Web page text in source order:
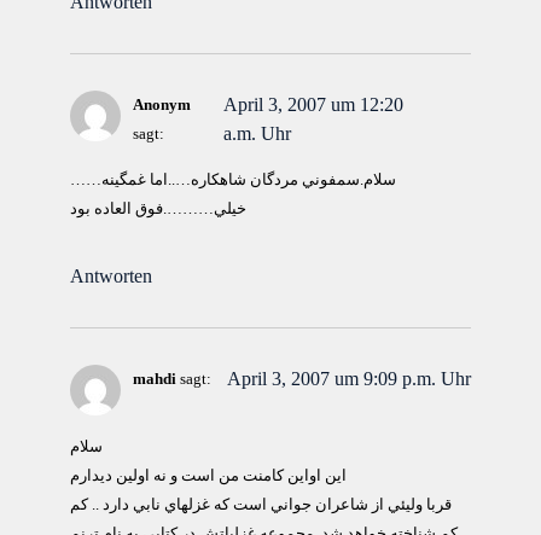
Anonym
sagt:
April 3, 2007 um 12:20
a.m. Uhr
سلام.سمفوني مردگان شاهكاره…..اما غمگينه……
خيلي……….فوق العاده بود
Antworten
mahdi sagt: April 3, 2007 um 9:09 p.m. Uhr
سلام
اين اواين كامنت من است و نه اولين ديدارم
قربا وليئي از شاعران جواني است كه غزلهاي نابي دارد .. كم